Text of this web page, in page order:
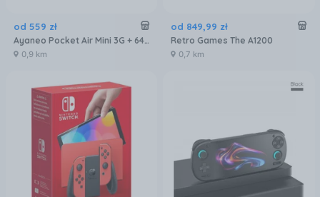
od 559 zł
Ayaneo Pocket Air Mini 3G + 64GB Retro White
0,9 km
od 849,99 zł
Retro Games The A1200
0,7 km